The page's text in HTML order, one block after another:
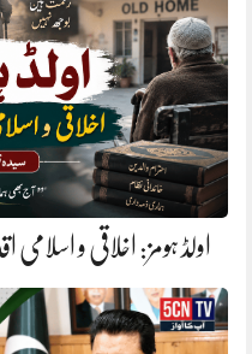
اولڈ ہومز: اخلاقی و